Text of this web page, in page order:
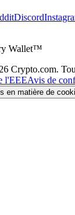
Discord
Wallet™
Crypto.com.
l'EEEAvis de
en matière de